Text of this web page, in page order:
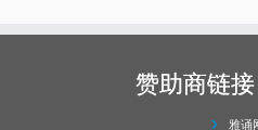
赞助商链接
雅诵